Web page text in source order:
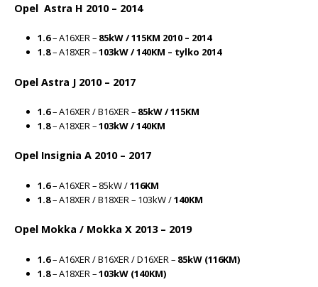
C
1214112
25193473
Opel Astra H 2010 – 2014
1.6– A16XER – 85kW / 115KM 2010 – 2014
1.8– A18XER –103kW / 140KM – tylko 2014
Opel Astra J 2010 – 2017
1.6– A16XER / B16XER – 85kW / 115KM
1.8– A18XER –103kW / 140KM
Opel Insignia A 2010 – 2017
1.6– A16XER – 85kW /116KM
1.8– A18XER / B18XER – 103kW /140KM
Opel Mokka / Mokka X 2013 – 2019
1.6– A16XER / B16XER / D16XER – 85kW (116KM)
1.8– A18XER –103kW (140KM)